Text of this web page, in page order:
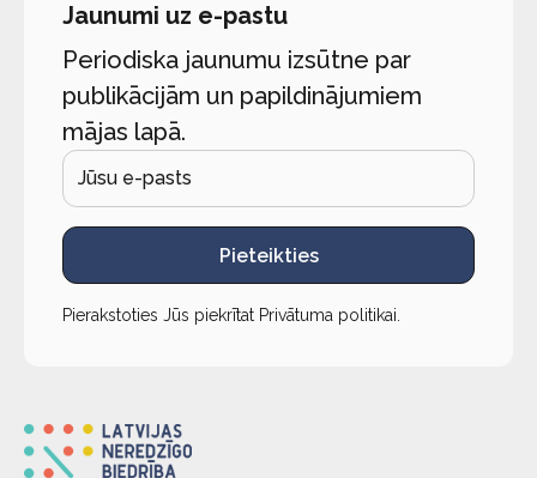
Jaunumi uz e-pastu
Periodiska jaunumu izsūtne par
publikācijām un papildinājumiem
mājas lapā.
Pieteikties
Pierakstoties Jūs piekrītat Privātuma politikai